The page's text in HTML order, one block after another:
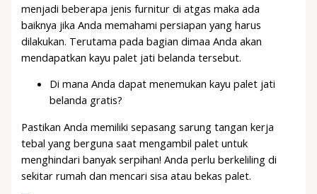
menjadi beberapa jenis furnitur di atgas maka ada
baiknya jika Anda memahami persiapan yang harus
dilakukan. Terutama pada bagian dimaa Anda akan
mendapatkan kayu palet jati belanda tersebut.
Di mana Anda dapat menemukan kayu palet jati
belanda gratis?
Pastikan Anda memiliki sepasang sarung tangan kerja
tebal yang berguna saat mengambil palet untuk
menghindari banyak serpihan! Anda perlu berkeliling di
sekitar rumah dan mencari sisa atau bekas palet.